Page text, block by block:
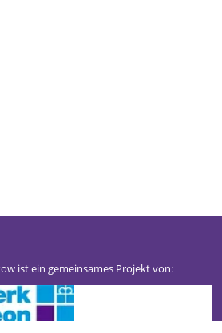
ist ein gemeinsames Projekt von: